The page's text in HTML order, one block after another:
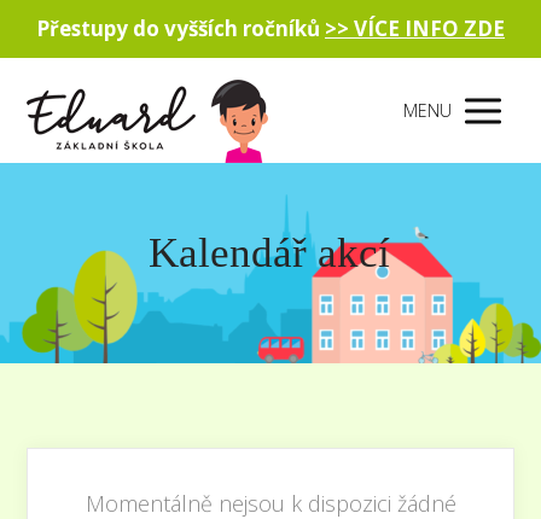
Přestupy do vyšších ročníků >> VÍCE INFO ZDE
MENU
Kalendář akcí
Momentálně nejsou k dispozici žádné